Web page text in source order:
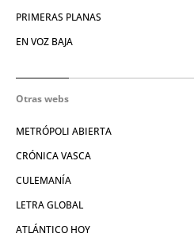
PRIMERAS PLANAS
EN VOZ BAJA
Otras webs
METRÓPOLI ABIERTA
CRÓNICA VASCA
CULEMANÍA
LETRA GLOBAL
ATLÁNTICO HOY